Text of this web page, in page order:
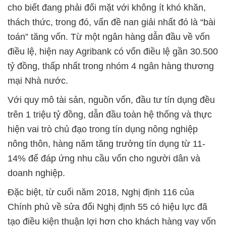
cho biết đang phải đối mặt với không ít khó khăn,
thách thức, trong đó, vấn đề nan giải nhất đó là “bài
toán” tăng vốn. Từ một ngân hàng dẫn đầu về vốn
điều lệ, hiện nay Agribank có vốn điều lệ gần 30.500
tỷ đồng, thấp nhất trong nhóm 4 ngân hàng thương
mại Nhà nước.
Với quy mô tài sản, nguồn vốn, đầu tư tín dụng đều
trên 1 triệu tỷ đồng, dẫn đầu toàn hệ thống và thực
hiện vai trò chủ đạo trong tín dụng nông nghiệp
nông thôn, hàng năm tăng trưởng tín dụng từ 11-
14% để đáp ứng nhu cầu vốn cho người dân và
doanh nghiệp.
Đặc biệt, từ cuối năm 2018, Nghị định 116 của
Chính phủ về sửa đổi Nghị định 55 có hiệu lực đã
tạo điều kiện thuận lợi hơn cho khách hàng vay vốn